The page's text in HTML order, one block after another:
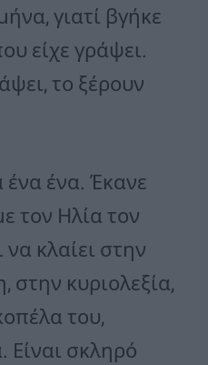
γιατί βγήκε
είχε γράψει.
το ξέρουν
ένα. Έκανε
τον Ηλία τον
να κλαίει στην
στην κυριολεξία,
του,
σκληρό